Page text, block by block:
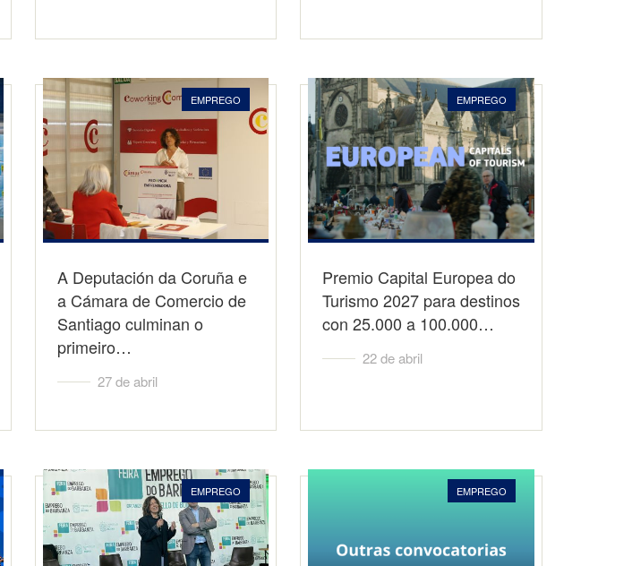
EMPREGO
A Deputación da Coruña e
a Cámara de Comercio de
Santiago culminan o
primeiro…
27 de abril
EMPREGO
Premio Capital Europea do
Turismo 2027 para destinos
con 25.000 a 100.000…
22 de abril
EMPREGO EMPREGO